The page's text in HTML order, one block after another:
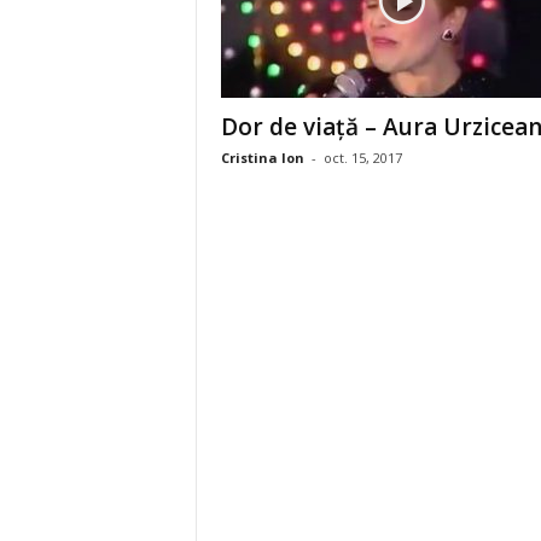
Dor de viaţă – Aura
Cristina Ion - oct. 15, 2017